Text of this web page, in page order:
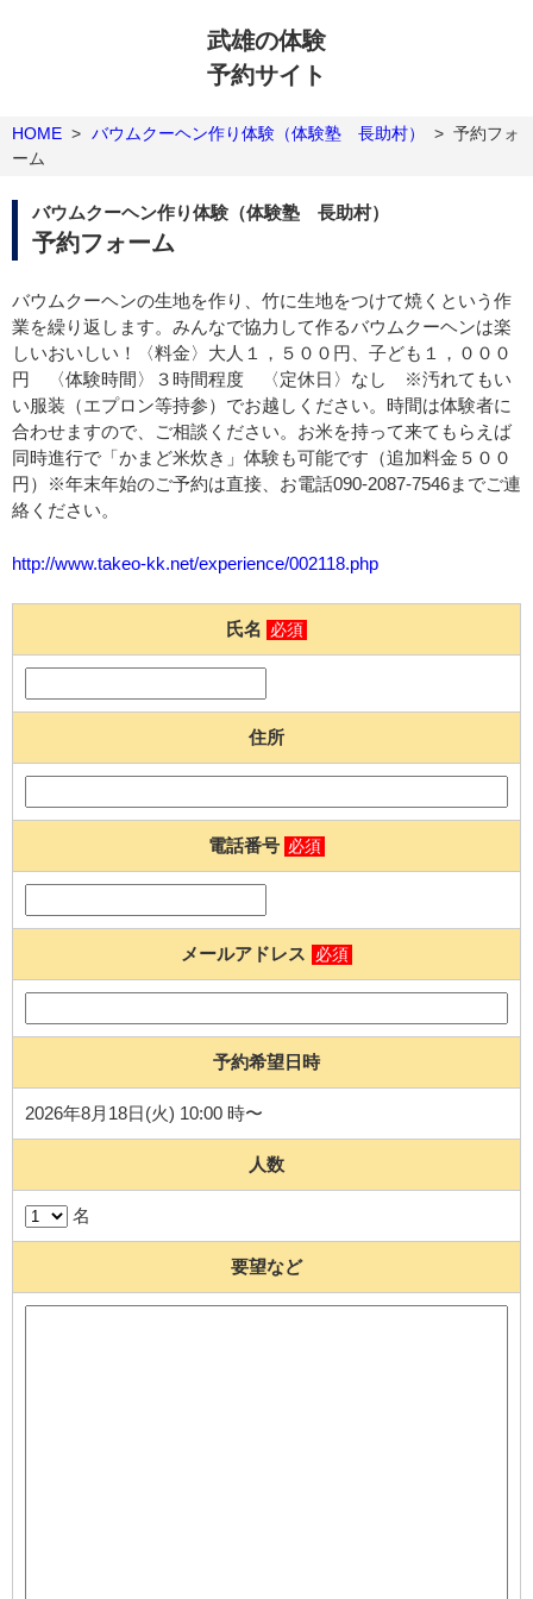
武雄の体験
予約サイト
HOME > バウムクーヘン作り体験（体験塾 長助村） > 予約フォ
ーム
バウムクーヘン作り体験（体験塾 長助村）
予約フォーム
バウムクーヘンの生地を作り、竹に生地をつけて焼くという作
業を繰り返します。みんなで協力して作るバウムクーヘンは楽
しいおいしい！〈料金〉大人１，５００円、子ども１，０００
円 〈体験時間〉３時間程度 〈定休日〉なし ※汚れてもい
い服装（エプロン等持参）でお越しください。時間は体験者に
合わせますので、ご相談ください。お米を持って来てもらえば
同時進行で「かまど米炊き」体験も可能です（追加料金５００
円）※年末年始のご予約は直接、お電話090-2087-7546までご連
絡ください。
http://www.takeo-kk.net/experience/002118.php
氏名 必須
住所
電話番号 必須
メールアドレス 必須
予約希望日時
2026年8月18日(火) 10:00 時〜
人数
名
要望など